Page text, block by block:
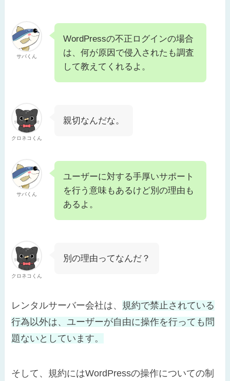
サバくん
WordPressの不正ログインの場合
は、何が原因で侵入されたも調査
して教えてくれるよ。
クロネコくん
親切なんだな。
サバくん
ユーザーに対する手厚いサポート
を行う意味もあるけど別の理由も
あるよ。
クロネコくん
別の理由ってなんだ？
レンタルサーバー会社は、 規約で禁止されている
行為以外は、ユーザーが自由に操作を行っても問
題ないとしています。
そして、規約にはWordPressの操作についての制